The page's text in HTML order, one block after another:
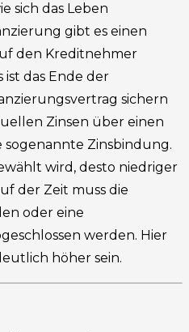
sich das Leben
gibt es einen
den Kreditnehmer
ist das Ende der
sichern
Zinsen über einen
sogenannte Zinsbindung.
wird, desto niedriger
der Zeit muss die
oder eine
werden. Hier
höher sein.